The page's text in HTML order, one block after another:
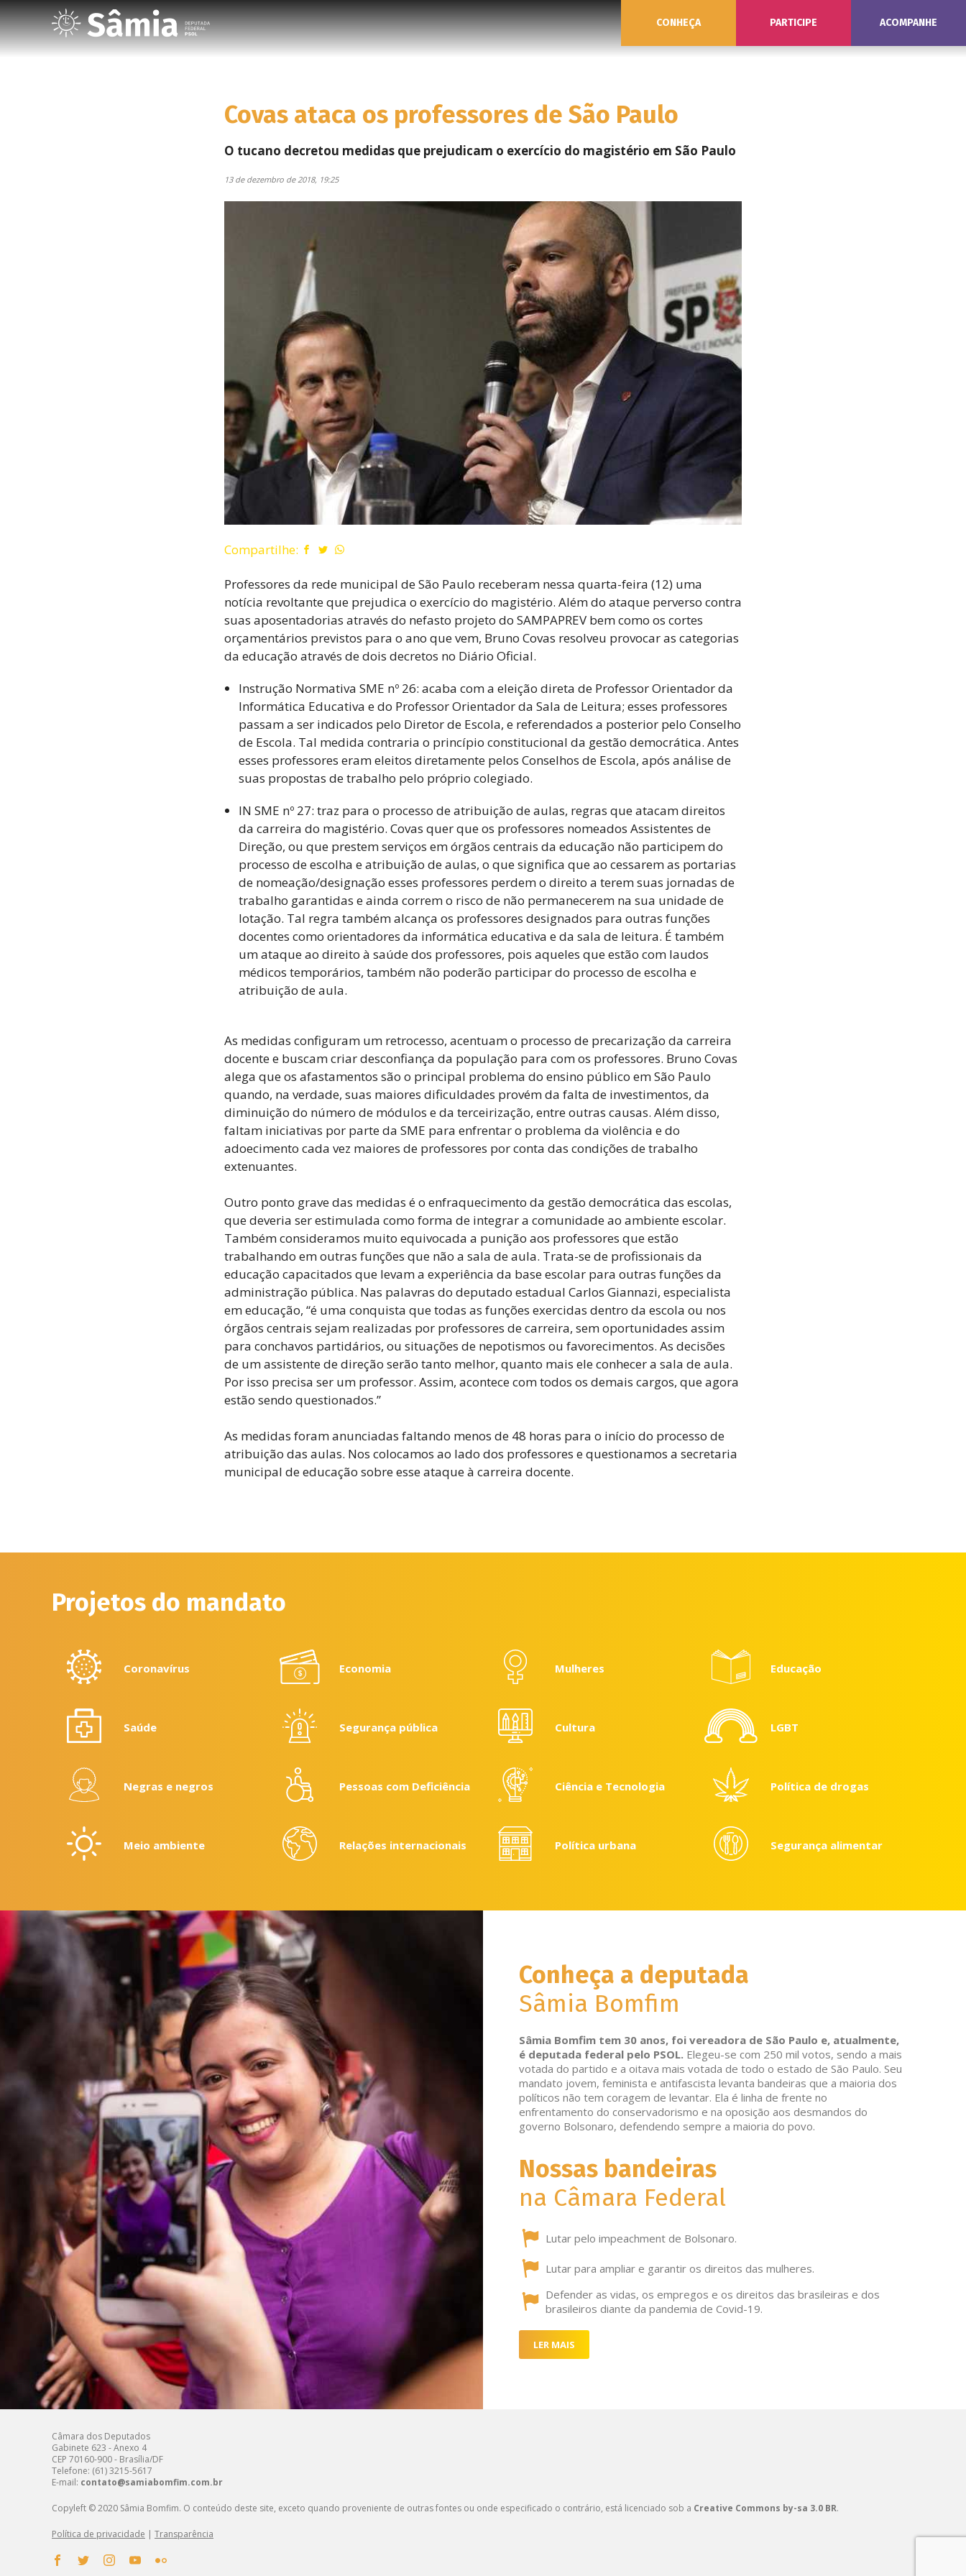
CONHEÇA PARTICIPE ACOMPANHE
Covas ataca os professores de São Paulo
O tucano decretou medidas que prejudicam o exercício do magistério em São Paulo
13 de dezembro de 2018, 19:25
Compartilhe:
Professores da rede municipal de São Paulo receberam nessa quarta-feira (12) uma
notícia revoltante que prejudica o exercício do magistério. Além do ataque perverso contra
suas aposentadorias através do nefasto projeto do SAMPAPREV bem como os cortes
orçamentários previstos para o ano que vem, Bruno Covas resolveu provocar as categorias
da educação através de dois decretos no Diário Oficial.
Instrução Normativa SME nº 26: acaba com a eleição direta de Professor Orientador da
Informática Educativa e do Professor Orientador da Sala de Leitura; esses professores
passam a ser indicados pelo Diretor de Escola, e referendados a posterior pelo Conselho
de Escola. Tal medida contraria o princípio constitucional da gestão democrática. Antes
esses professores eram eleitos diretamente pelos Conselhos de Escola, após análise de
suas propostas de trabalho pelo próprio colegiado.
IN SME nº 27: traz para o processo de atribuição de aulas, regras que atacam direitos
da carreira do magistério. Covas quer que os professores nomeados Assistentes de
Direção, ou que prestem serviços em órgãos centrais da educação não participem do
processo de escolha e atribuição de aulas, o que significa que ao cessarem as portarias
de nomeação/designação esses professores perdem o direito a terem suas jornadas de
trabalho garantidas e ainda correm o risco de não permanecerem na sua unidade de
lotação. Tal regra também alcança os professores designados para outras funções
docentes como orientadores da informática educativa e da sala de leitura. É também
um ataque ao direito à saúde dos professores, pois aqueles que estão com laudos
médicos temporários, também não poderão participar do processo de escolha e
atribuição de aula.
As medidas configuram um retrocesso, acentuam o processo de precarização da carreira
docente e buscam criar desconfiança da população para com os professores. Bruno Covas
alega que os afastamentos são o principal problema do ensino público em São Paulo
quando, na verdade, suas maiores dificuldades provém da falta de investimentos, da
diminuição do número de módulos e da terceirização, entre outras causas. Além disso,
faltam iniciativas por parte da SME para enfrentar o problema da violência e do
adoecimento cada vez maiores de professores por conta das condições de trabalho
extenuantes.
Outro ponto grave das medidas é o enfraquecimento da gestão democrática das escolas,
que deveria ser estimulada como forma de integrar a comunidade ao ambiente escolar.
Também consideramos muito equivocada a punição aos professores que estão
trabalhando em outras funções que não a sala de aula. Trata-se de profissionais da
educação capacitados que levam a experiência da base escolar para outras funções da
administração pública. Nas palavras do deputado estadual Carlos Giannazi, especialista
em educação, “é uma conquista que todas as funções exercidas dentro da escola ou nos
órgãos centrais sejam realizadas por professores de carreira, sem oportunidades assim
para conchavos partidários, ou situações de nepotismos ou favorecimentos. As decisões
de um assistente de direção serão tanto melhor, quanto mais ele conhecer a sala de aula.
Por isso precisa ser um professor. Assim, acontece com todos os demais cargos, que agora
estão sendo questionados.”
As medidas foram anunciadas faltando menos de 48 horas para o início do processo de
atribuição das aulas. Nos colocamos ao lado dos professores e questionamos a secretaria
municipal de educação sobre esse ataque à carreira docente.
Projetos do mandato
Coronavírus Economia Mulheres Educação
Saúde Segurança pública Cultura LGBT
Negras e negros Pessoas com Deficiência Ciência e Tecnologia Política de drogas
Meio ambiente Relações internacionais Política urbana Segurança alimentar
Conheça a deputada
Sâmia Bomfim
Sâmia Bomfim tem 30 anos, foi vereadora de São Paulo e, atualmente,
é deputada federal pelo PSOL. Elegeu-se com 250 mil votos, sendo a mais
votada do partido e a oitava mais votada de todo o estado de São Paulo. Seu
mandato jovem, feminista e antifascista levanta bandeiras que a maioria dos
políticos não tem coragem de levantar. Ela é linha de frente no
enfrentamento do conservadorismo e na oposição aos desmandos do
governo Bolsonaro, defendendo sempre a maioria do povo.
Nossas bandeiras
na Câmara Federal
Lutar pelo impeachment de Bolsonaro.
Lutar para ampliar e garantir os direitos das mulheres.
Defender as vidas, os empregos e os direitos das brasileiras e dos
brasileiros diante da pandemia de Covid-19.
LER MAIS
Câmara dos Deputados
Gabinete 623 - Anexo 4
CEP 70160-900 - Brasília/DF
Telefone: (61) 3215-5617
E-mail: contato@samiabomfim.com.br
Copyleft © 2020 Sâmia Bomfim. O conteúdo deste site, exceto quando proveniente de outras fontes ou onde especificado o contrário, está licenciado sob a Creative Commons by-sa 3.0 BR.
Política de privacidade | Transparência